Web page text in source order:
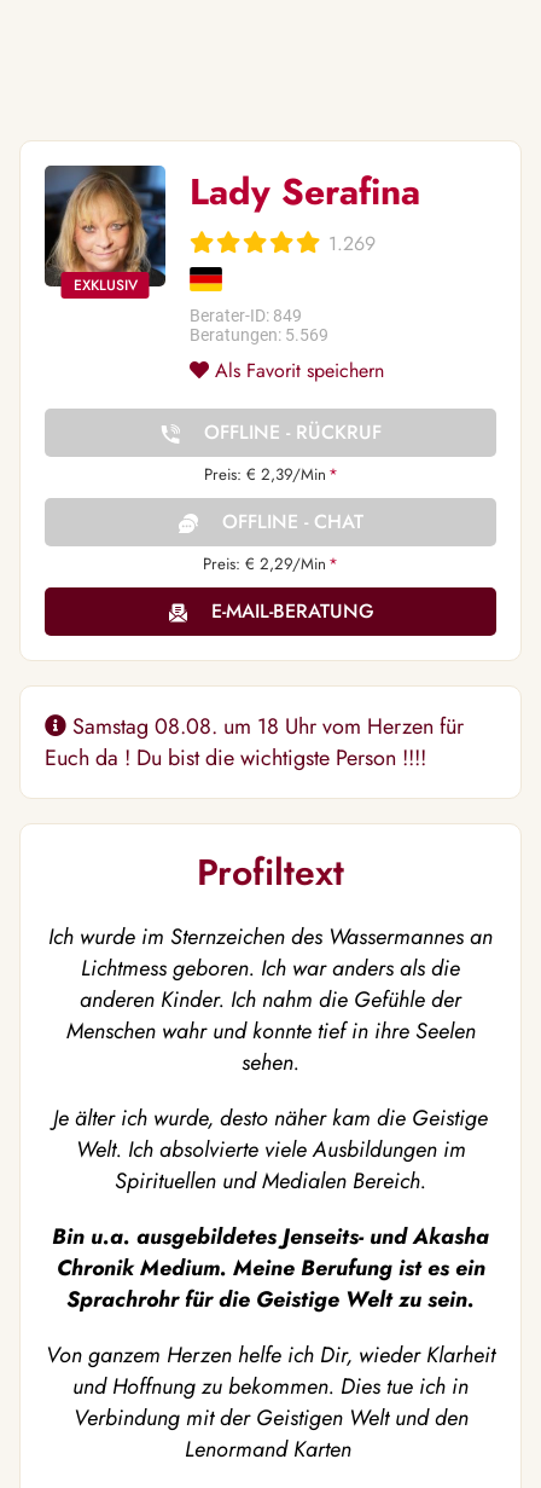
Lady Serafina
1.269
Berater-ID: 849
Beratungen: 5.569
Als Favorit speichern
OFFLINE - RÜCKRUF
Preis: € 2,39/Min *
OFFLINE - CHAT
Preis: € 2,29/Min *
E-MAIL-BERATUNG
Samstag 08.08. um 18 Uhr vom Herzen für
Euch da ! Du bist die wichtigste Person !!!!
Profiltext
Ich wurde im Sternzeichen des Wassermannes an
Lichtmess geboren. Ich war anders als die
anderen Kinder. Ich nahm die Gefühle der
Menschen wahr und konnte tief in ihreSeelen
sehen.
Je älter ich wurde, desto näher kam die Geistige
Welt. Ich absolvierte viele Ausbildungen im
Spirituellen und Medialen Bereich.
Bin u.a. ausgebildetes Jenseits- und Akasha
Chronik Medium. Meine Berufung ist es ein
Sprachrohr für die Geistige Welt zu sein.
Von ganzem Herzen helfe ich Dir, wieder Klarheit
und Hoffnung zu bekommen. Dies tue ich in
Verbindung mit der Geistigen Welt und den
Lenormand Karten